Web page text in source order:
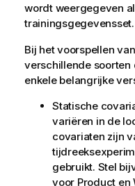
wordt weergegeven
trainingsgegevensset.
Bij het voorspellen
verschillende soorten
enkele belangrijke
Statische
variëren in de
covariaten zijn
gebruikt. Stel
voor Product en